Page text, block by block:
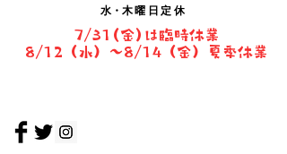
水・ 木曜日定休
7/31(金)は臨時休業
8/12（水）〜8/14（金）夏季休業